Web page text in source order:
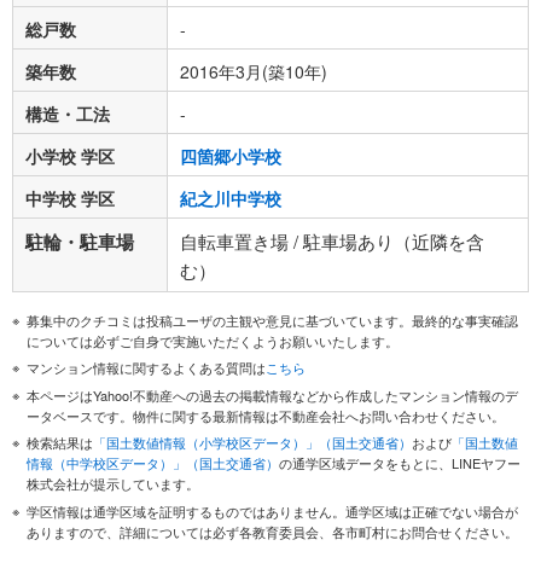
総戸数
-
築年数
2016年3月(築10年)
構造・工法
-
小学校 学区
四箇郷小学校
中学校 学区
紀之川中学校
駐輪・駐車場
自転車置き場 / 駐車場あり（近隣を含
む）
募集中のクチコミは投稿ユーザの主観や意見に基づいています。最終的な事実確認
については必ずご自身で実施いただくようお願いいたします。
マンション情報に関するよくある質問はこちら
本ページはYahoo!不動産への過去の掲載情報などから作成したマンション情報のデ
ータベースです。物件に関する最新情報は不動産会社へお問い合わせください。
検索結果は 「国土数値情報（小学校区データ）」（国土交通省） および 「国土数値
情報（中学校区データ）」（国土交通省） の通学区域データをもとに、LINEヤフー
株式会社が提示しています。
学区情報は通学区域を証明するものではありません。通学区域は正確でない場合が
ありますので、詳細については必ず各教育委員会、各市町村にお問合せください。